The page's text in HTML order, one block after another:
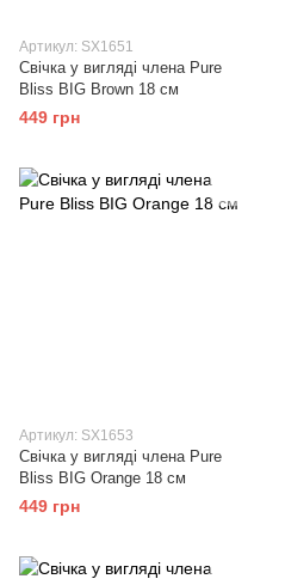
Артикул: SX1651
Свічка у вигляді члена Pure
Bliss BIG Brown 18 см
449 грн
Артикул: SX1653
Свічка у вигляді члена Pure
Bliss BIG Orange 18 см
449 грн